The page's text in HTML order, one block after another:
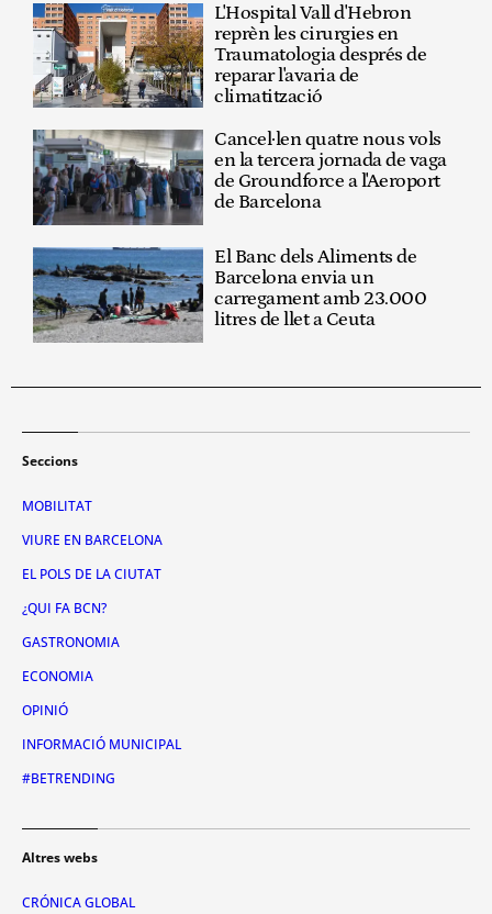
L'Hospital Vall d'Hebron
reprèn les cirurgies en
Traumatologia després de
reparar l'avaria de
climatització
Cancel·len quatre nous vols
en la tercera jornada de vaga
de Groundforce a l'Aeroport
de Barcelona
El Banc dels Aliments de
Barcelona envia un
carregament amb 23.000
litres de llet a Ceuta
Seccions
MOBILITAT
VIURE EN BARCELONA
EL POLS DE LA CIUTAT
¿QUI FA BCN?
GASTRONOMIA
ECONOMIA
OPINIÓ
INFORMACIÓ MUNICIPAL
#BETRENDING
Altres webs
CRÓNICA GLOBAL